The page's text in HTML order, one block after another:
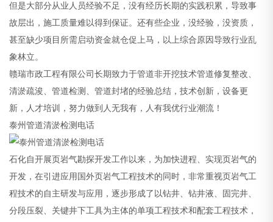
但是大部分从业人员经验不足，没有经历长期的实践积累，导致事
故层出，施工质量难以得到保证。还有些企业，没经验，没资质，
甚至缺少项目所需启动资金就仓促上马，以上综合原因导致行业乱
象林立。
赣瑞市政工程有限公司长期致力于管道非开挖技术管道修复整改、
清淤疏浚、管道检测、管道封堵的经验总结，技术创新，设备更
新，人才培训，努力做到人无我有，人有我优行业潮流！
泰州管道清淤检测电话
石化自开展页岩气勘探开发工作以来，为加快进程、实现页岩气的
开发，在引进应用国外页岩气工程技术的同时，非常重视页岩气工
程技术的自主研发与应用，逐步形成了以钻井、钻井液、固完井、
分段压裂、关键井下工具为主体的单项工程技术和配套工程技术，